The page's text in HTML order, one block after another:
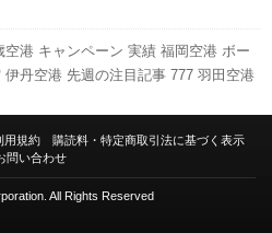
空港 キャンペーン 実績 福岡空港 ボー
伊丹空港 先週の注目記事 777 羽田空港
績 スカイマーク 客室乗務員 エアバス
用規約
購読料・特定商取引法に基づく表示
問い合わせ
All Rights Reserved